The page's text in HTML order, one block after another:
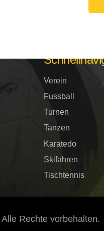
Verein
Fussball
Turnen
Tanzen
Karatedo
Skifahren
Tischtennis
Rechte vorbehalten.